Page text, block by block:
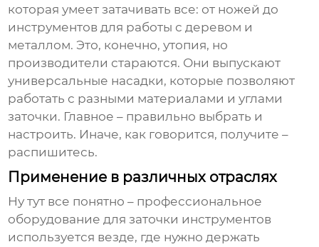
которая умеет затачивать все: от ножей до
инструментов для работы с деревом и
металлом. Это, конечно, утопия, но
производители стараются. Они выпускают
универсальные насадки, которые позволяют
работать с разными материалами и углами
заточки. Главное – правильно выбрать и
настроить. Иначе, как говорится, получите –
распишитесь.
Применение в различных отраслях
Ну тут все понятно – профессиональное
оборудование для заточки инструментов
используется везде, где нужно держать